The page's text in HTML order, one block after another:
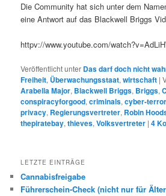
Die Community hat sich unter dem
eine Antwort auf das Blackwell Briggs
httpv://www.youtube.com/
Veröffentlicht unter Das darf doch nicht
Freiheit, Überwachungsstaat,wirtschaft |
Arabella Major, Blackwell Briggs, Briggs,
conspiracyforgood,criminals,cyber-
privacy, Regierungsvertreter, Robin
thepiratebay,thieves,Volksvertreter |4
LETZTE EINTRÄGE
Cannabisfreigabe
Führerschein-Check (nicht nur für